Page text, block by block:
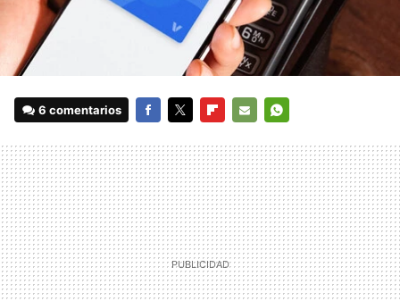
6 comentarios
MAIL